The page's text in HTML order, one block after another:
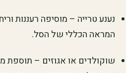
נענע טרייה – מוסיפה רעננות
המראה הכללי של הסל.
שוקולדים או אגוזים –